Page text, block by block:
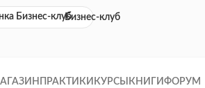
Бизнес-клуб
ПРАКТИКИ КУРСЫ КНИГИ ФОРУМ